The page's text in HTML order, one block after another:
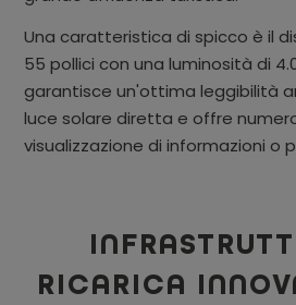
Una caratteristica di spicco è il
55 pollici con una luminosità di
garantisce un'ottima leggibilità
luce solare diretta e offre
visualizzazione di informazioni o
RICARICA